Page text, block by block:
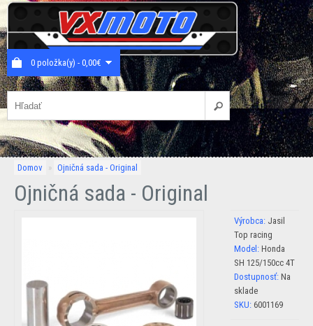
0 položka(y) - 0,00€
Domov » Ojničná sada - Original
Ojničná sada - Original
Výrobca: Jasil
Top racing
Model: Honda
SH 125/150cc 4T
Dostupnosť: Na
sklade
SKU: 6001169